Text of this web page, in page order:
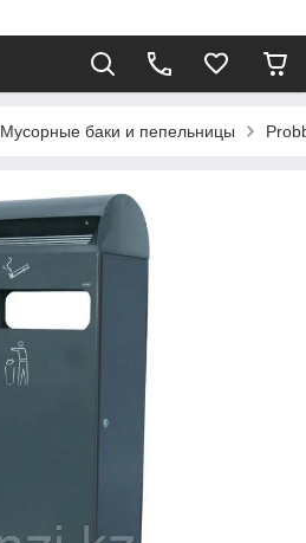
Мусорные баки и пепельницы